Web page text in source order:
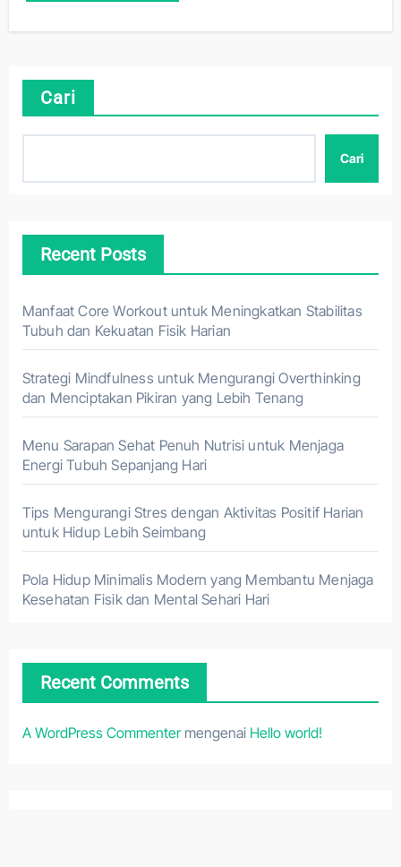
Cari
Cari
Recent Posts
Manfaat Core Workout untuk Meningkatkan Stabilitas
Tubuh dan Kekuatan Fisik Harian
Strategi Mindfulness untuk Mengurangi Overthinking
dan Menciptakan Pikiran yang Lebih Tenang
Menu Sarapan Sehat Penuh Nutrisi untuk Menjaga
Energi Tubuh Sepanjang Hari
Tips Mengurangi Stres dengan Aktivitas Positif Harian
untuk Hidup Lebih Seimbang
Pola Hidup Minimalis Modern yang Membantu Menjaga
Kesehatan Fisik dan Mental Sehari Hari
Recent Comments
A WordPress Commentermengenai Hello world!